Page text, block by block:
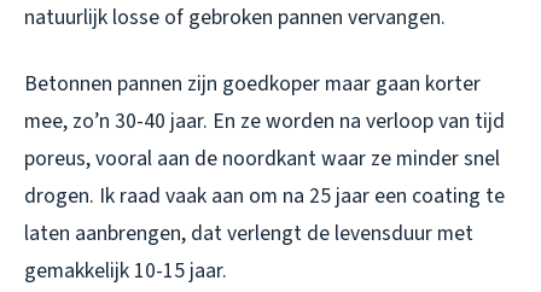
natuurlijk losse of gebroken pannen vervangen.
Betonnen pannen zijn goedkoper maar gaan korter
mee, zo’n 30-40 jaar. En ze worden na verloop van tijd
poreus, vooral aan de noordkant waar ze minder snel
drogen. Ik raad vaak aan om na 25 jaar een coating te
laten aanbrengen, dat verlengt de levensduur met
gemakkelijk 10-15 jaar.